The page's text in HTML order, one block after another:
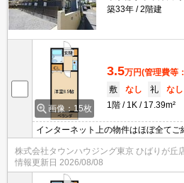
築33年
2階建
画像：15枚
3.5万円(管理費等
敷
なし 礼
なし
1階
1K 17.39m²
インターネット上の物件はほぼ全てご
します。お気軽にお問合せください
バー1のタウンハウジングまで。
株式会社タウンハウジング東京 ひばりが丘
情報更新日 2026/08/08